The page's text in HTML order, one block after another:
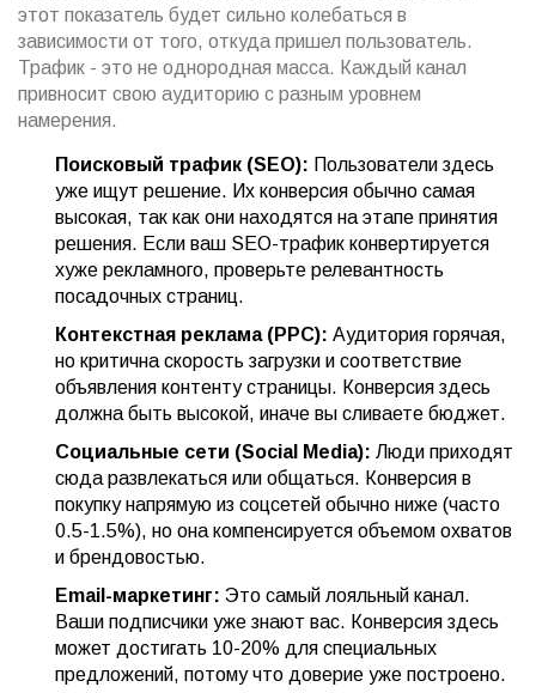
этот показатель будет сильно колебаться в
зависимости от того, откуда пришел пользователь.
Трафик - это не однородная масса. Каждый канал
привносит свою аудиторию с разным уровнем
намерения.
Поисковый трафик (SEO): Пользователи здесь
уже ищут решение. Их конверсия обычно самая
высокая, так как они находятся на этапе принятия
решения. Если ваш SEO-трафик конвертируется
хуже рекламного, проверьте релевантность
посадочных страниц.
Контекстная реклама (PPC): Аудитория горячая,
но критична скорость загрузки и соответствие
объявления контенту страницы. Конверсия здесь
должна быть высокой, иначе вы сливаете бюджет.
Социальные сети (Social Media): Люди приходят
сюда развлекаться или общаться. Конверсия в
покупку напрямую из соцсетей обычно ниже (часто
0.5-1.5%), но она компенсируется объемом охватов
и брендовостью.
Email-маркетинг: Это самый лояльный канал.
Ваши подписчики уже знают вас. Конверсия здесь
может достигать 10-20% для специальных
предложений, потому что доверие уже построено.